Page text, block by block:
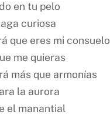
en tu pelo
curiosa
que eres mi consuelo
me quieras
más que armonías
la aurora
el manantial